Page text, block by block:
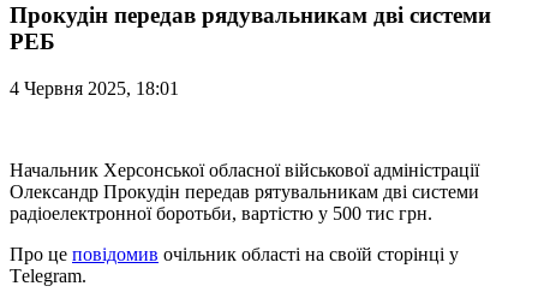
Прокудін передав рядувальникам дві системи
РЕБ
4 Червня 2025, 18:01
Начальник Херсонської обласної військової адміністрації
Олександр Прокудін передав рятувальникам дві системи
радіоелектронної боротьби, вартістю у 500 тис грн.
Про це повідомив очільник області на своїй сторінці у
Тelegram.